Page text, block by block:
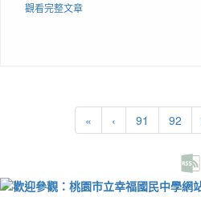
觀看完整文章
« ‹ 91 92